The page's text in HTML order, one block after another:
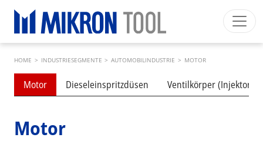
Main navigation
INDUSTRIESEGMENTE
PRODUKTE
Breadcrumb
HOME > INDUSTRIESEGMENTE > AUTOMOBILINDUSTRIE > MOTOR
Submenu industries
Motor Dieseleinspritzdüsen Ventilkörper (Injektoren)
Motor